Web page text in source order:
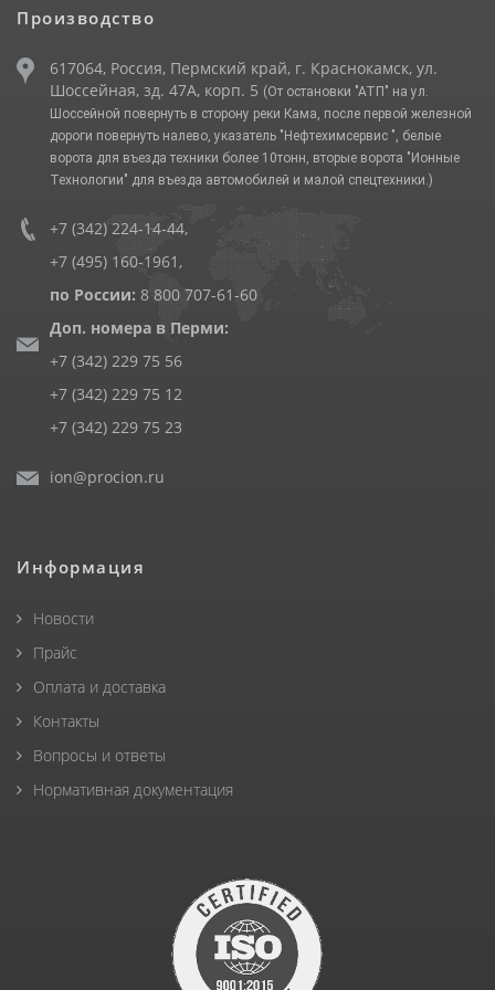
Производство
617064, Россия, Пермский край, г. Краснокамск, ул.
Шоссейная, зд. 47А, корп. 5 (От остановки "АТП" на ул.
Шоссейной повернуть в сторону реки Кама, после первой железной
дороги повернуть налево, указатель "Нефтехимсервис ", белые
ворота для въезда техники более 10тонн, вторые ворота "Ионные
Технологии" для въезда автомобилей и малой спецтехники.)
+7 (342) 224-14-44,
+7 (495) 160-1961 ,
по России: 8 800 707-61-60
Доп. номера в Перми:
+7 (342) 229 75 56
+7 (342) 229 75 12
+7 (342) 229 75 23
ion@procion.ru
Информация
Новости
Прайс
Оплата и доставка
Контакты
Вопросы и ответы
Нормативная документация